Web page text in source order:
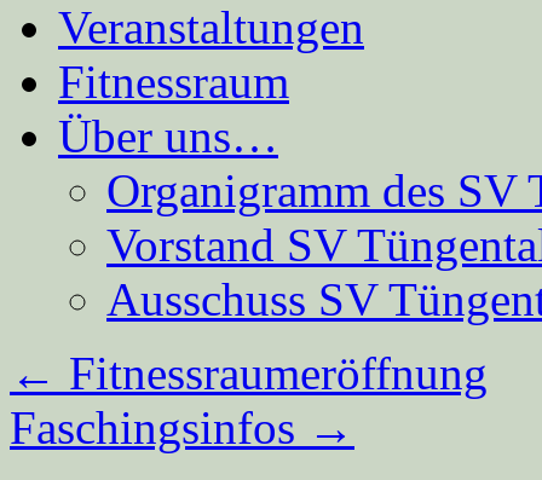
Veranstaltungen
Fitnessraum
Über uns…
Organigramm des SV
Vorstand SV
Ausschuss SV
← Fitnessraumeröffnung
Faschingsinfos →